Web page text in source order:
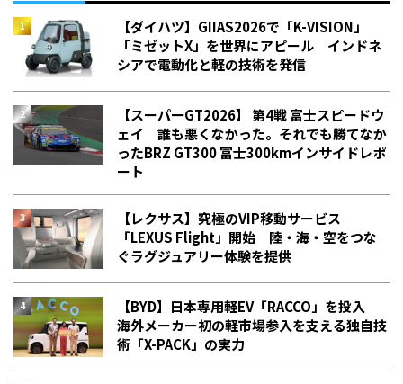
【ダイハツ】GIIAS2026で「K-VISION」
「ミゼットX」を世界にアピール インドネ
シアで電動化と軽の技術を発信
【スーパーGT2026】 第4戦 富士スピードウ
ェイ 誰も悪くなかった。それでも勝てなか
った――BRZ GT300 富士300kmインサイドレポ
ート
【レクサス】究極のVIP移動サービス
「LEXUS Flight」開始 陸・海・空をつな
ぐラグジュアリー体験を提供
【BYD】日本専用軽EV「RACCO」を投入
海外メーカー初の軽市場参入を支える独自技
術「X-PACK」の実力